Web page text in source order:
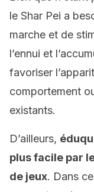
le Shar Pei a
marche et de
l’ennui et
favoriser
comportement
existants.
D’ailleurs,
plus facile par
de jeux. Dans